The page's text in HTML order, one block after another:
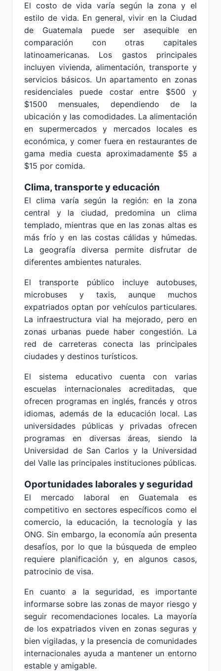
El costo de vida varía según la zona y el
estilo de vida. En general, vivir en la Ciudad
de Guatemala puede ser asequible en
comparación con otras capitales
latinoamericanas. Los gastos principales
incluyen vivienda, alimentación, transporte y
servicios básicos. Un apartamento en zonas
residenciales puede costar entre $500 y
$1500 mensuales, dependiendo de la
ubicación y las comodidades. La alimentación
en supermercados y mercados locales es
económica, y comer fuera en restaurantes de
gama media cuesta aproximadamente $5 a
$15 por comida.
Clima, transporte y educación
El clima varía según la región: en la zona
central y la ciudad, predomina un clima
templado, mientras que en las zonas altas es
más frío y en las costas cálidas y húmedas.
La geografía diversa permite disfrutar de
diferentes ambientes naturales.
El transporte público incluye autobuses,
microbuses y taxis, aunque muchos
expatriados optan por vehículos particulares.
La infraestructura vial ha mejorado, pero en
zonas urbanas puede haber congestión. La
red de carreteras conecta las principales
ciudades y destinos turísticos.
El sistema educativo cuenta con varias
escuelas internacionales acreditadas, que
ofrecen programas en inglés, francés y otros
idiomas, además de la educación local. Las
universidades públicas y privadas ofrecen
programas en diversas áreas, siendo la
Universidad de San Carlos y la Universidad
del Valle las principales instituciones públicas.
Oportunidades laborales y seguridad
El mercado laboral en Guatemala es
competitivo en sectores específicos como el
comercio, la educación, la tecnología y las
ONG. Sin embargo, la economía aún presenta
desafíos, por lo que la búsqueda de empleo
requiere planificación y, en algunos casos,
patrocinio de visa.
En cuanto a la seguridad, es importante
informarse sobre las zonas de mayor riesgo y
seguir recomendaciones locales. La mayoría
de los expatriados viven en zonas seguras y
bien vigiladas, y la presencia de comunidades
internacionales ayuda a mantener un entorno
estable y amigable.